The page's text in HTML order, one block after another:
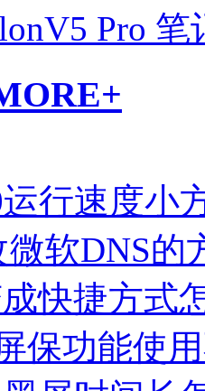
Pro
行速度小
软DNS的
快捷方式
保功能使